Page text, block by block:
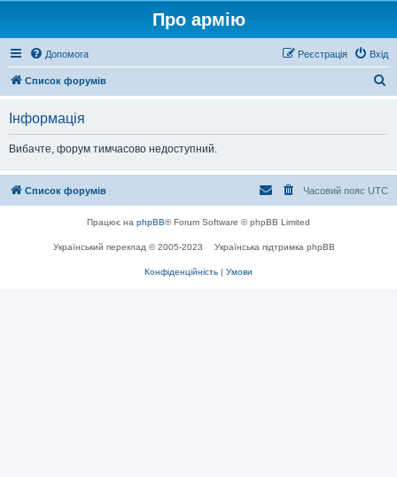
Про армію
Допомога Вхід
Реєстрація
Список форумів
Інформація
Вибачте, форум тимчасово недоступний.
Список форумів Часовий пояс UTC
Працює на phpBB® Forum Software © phpBB Limited
Український переклад © 2005-2023 Українська підтримка phpBB
Конфіденційність | Умови